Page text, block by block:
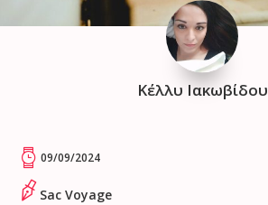
Κέλλυ Ιακωβίδου
09/09/2024
Sac Voyage